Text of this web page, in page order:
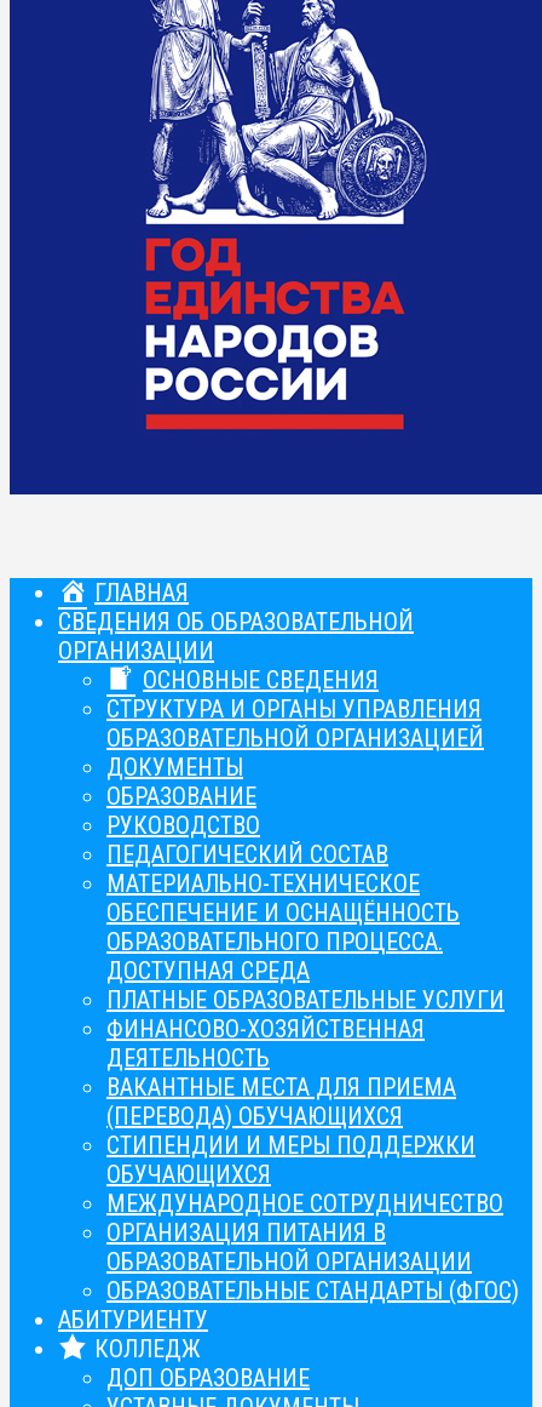
ГЛАВНАЯ
СВЕДЕНИЯ ОБ ОБРАЗОВАТЕЛЬНОЙ
ОРГАНИЗАЦИИ
ОСНОВНЫЕ СВЕДЕНИЯ
СТРУКТУРА И ОРГАНЫ УПРАВЛЕНИЯ
ОБРАЗОВАТЕЛЬНОЙ ОРГАНИЗАЦИЕЙ
ДОКУМЕНТЫ
ОБРАЗОВАНИЕ
РУКОВОДСТВО
ПЕДАГОГИЧЕСКИЙ СОСТАВ
МАТЕРИАЛЬНО-ТЕХНИЧЕСКОЕ
ОБЕСПЕЧЕНИЕ И ОСНАЩЁННОСТЬ
ОБРАЗОВАТЕЛЬНОГО ПРОЦЕССА.
ДОСТУПНАЯ СРЕДА
ПЛАТНЫЕ ОБРАЗОВАТЕЛЬНЫЕ УСЛУГИ
ФИНАНСОВО-ХОЗЯЙСТВЕННАЯ
ДЕЯТЕЛЬНОСТЬ
ВАКАНТНЫЕ МЕСТА ДЛЯ ПРИЕМА
(ПЕРЕВОДА) ОБУЧАЮЩИХСЯ
СТИПЕНДИИ И МЕРЫ ПОДДЕРЖКИ
ОБУЧАЮЩИХСЯ
МЕЖДУНАРОДНОЕ СОТРУДНИЧЕСТВО
ОРГАНИЗАЦИЯ ПИТАНИЯ В
ОБРАЗОВАТЕЛЬНОЙ ОРГАНИЗАЦИИ
ОБРАЗОВАТЕЛЬНЫЕ СТАНДАРТЫ (ФГОС)
АБИТУРИЕНТУ
КОЛЛЕДЖ
ДОП ОБРАЗОВАНИЕ